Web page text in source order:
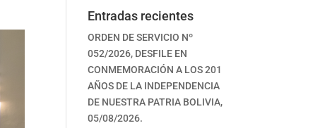
Entradas recientes
ORDEN DE SERVICIO Nº
052/2026, DESFILE EN
CONMEMORACIÓN A LOS 201
AÑOS DE LA INDEPENDENCIA
DE NUESTRA PATRIA BOLIVIA,
05/08/2026.